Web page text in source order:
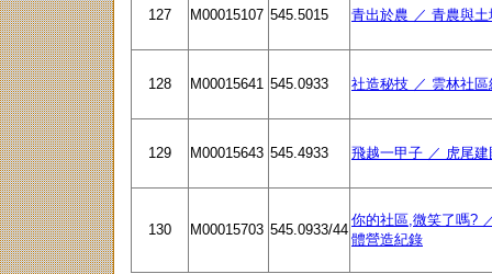
127 M00015107 545.5015 青出於農 ／ 青農與
128 M00015641 545.0933 社造秘技 ／ 雲林社區
129 M00015643 545.4933 飛越一甲子 ／ 虎尾
130 M00015703 545.0933/44
你的社區,微笑了嗎?
體營造紀錄